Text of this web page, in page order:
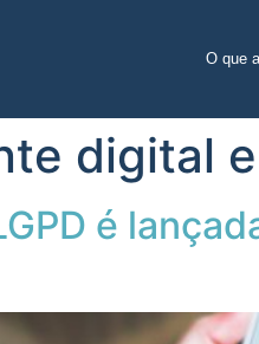
O que
digital
é